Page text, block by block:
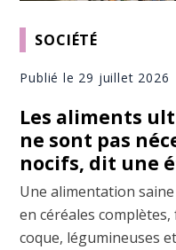
SOCIÉTÉ
Publié le 29 juillet 2026
Les aliments
ne sont pas
nocifs, dit une
Une alimentation
en céréales
coque, légumineuses